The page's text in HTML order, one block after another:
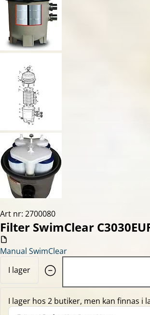
Art nr: 2700080
Filter SwimClear
Manual SwimClear
I lager
I lager hos 2 butiker, men kan finnas i